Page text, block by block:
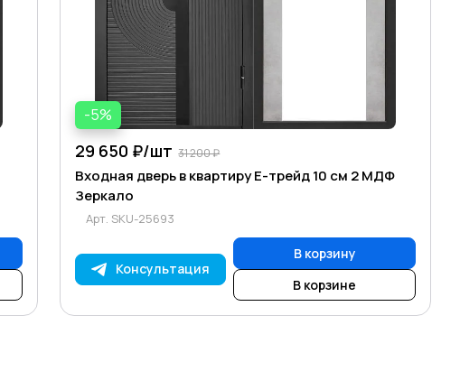
-5%
29 650 ₽/шт 31 200 ₽
Входная дверь в квартиру Е-трейд 10 см 2 МДФ
Зеркало
Арт. SKU-25693
Консультация
В корзину
В корзине